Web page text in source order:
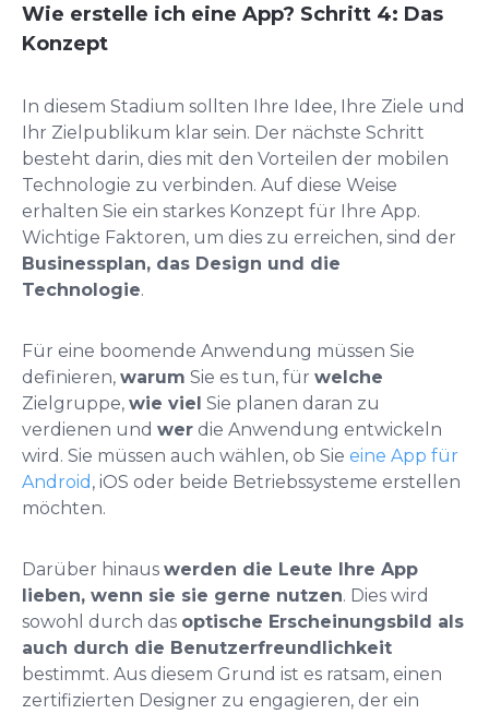
Wie erstelle ich eine App? Schritt 4: Das
Konzept
In diesem Stadium sollten Ihre Idee, Ihre Ziele und
Ihr Zielpublikum klar sein. Der nächste Schritt
besteht darin, dies mit den Vorteilen der mobilen
Technologie zu verbinden. Auf diese Weise
erhalten Sie ein starkes Konzept für Ihre App.
Wichtige Faktoren, um dies zu erreichen, sind der
Businessplan, das Design und die
Technologie.
Für eine boomende Anwendung müssen Sie
definieren, warum Sie es tun, für welche
Zielgruppe, wie viel Sie planen daran zu
verdienen und wer die Anwendung entwickeln
wird. Sie müssen auch wählen, ob Sie eine App für
Android , iOS oder beide Betriebssysteme erstellen
möchten.
Darüber hinaus werden die Leute Ihre App
lieben, wenn sie sie gerne nutzen. Dies wird
sowohl durch das optische Erscheinungsbild als
auch durch die Benutzerfreundlichkeit
bestimmt. Aus diesem Grund ist es ratsam, einen
zertifizierten Designer zu engagieren, der ein